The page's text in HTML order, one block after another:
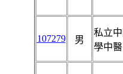
107279 男
私立
學中